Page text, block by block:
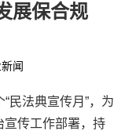
展保合规
闻
民法典宣传月”，为
宣传工作部署，持